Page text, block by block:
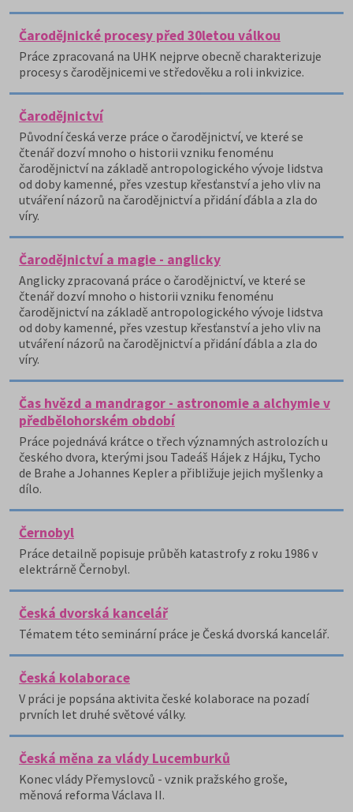
Čarodějnické procesy před 30letou válkou
Práce zpracovaná na UHK nejprve obecně charakterizuje
procesy s čarodějnicemi ve středověku a roli inkvizice.
Čarodějnictví
Původní česká verze práce o čarodějnictví, ve které se
čtenář dozví mnoho o historii vzniku fenoménu
čarodějnictví na základě antropologického vývoje lidstva
od doby kamenné, přes vzestup křesťanství a jeho vliv na
utváření názorů na čarodějnictví a přidání ďábla a zla do
víry.
Čarodějnictví a magie - anglicky
Anglicky zpracovaná práce o čarodějnictví, ve které se
čtenář dozví mnoho o historii vzniku fenoménu
čarodějnictví na základě antropologického vývoje lidstva
od doby kamenné, přes vzestup křesťanství a jeho vliv na
utváření názorů na čarodějnictví a přidání ďábla a zla do
víry.
Čas hvězd a mandragor - astronomie a alchymie v
předbělohorském období
Práce pojednává krátce o třech významných astrolozích u
českého dvora, kterými jsou Tadeáš Hájek z Hájku, Tycho
de Brahe a Johannes Kepler a přibližuje jejich myšlenky a
dílo.
Černobyl
Práce detailně popisuje průběh katastrofy z roku 1986 v
elektrárně Černobyl.
Česká dvorská kancelář
Tématem této seminární práce je Česká dvorská kancelář.
Česká kolaborace
V práci je popsána aktivita české kolaborace na pozadí
prvních let druhé světové války.
Česká měna za vlády Lucemburků
Konec vlády Přemyslovců - vznik pražského groše,
měnová reforma Václava II.